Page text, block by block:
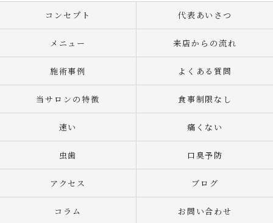
コンセプト 代表あいさつ
メニュー 来店からの流れ
施術事例 よくある質問
当サロンの特徴 食事制限なし
速い 痛くない
虫歯 口臭予防
アクセス ブログ
コラム お問い合わせ